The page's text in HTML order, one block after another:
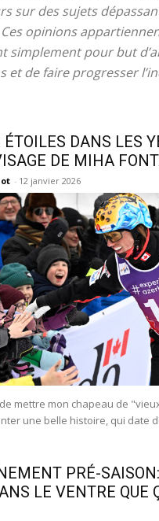
sur des sujets
opinions
simplement pour but
et de faire progresser
ÉTOILES DANS LES
DE MIHA
- 12 janvier 2026
mettre mon chapeau de
une belle histoire, qui date
PRÉ-
LE VENTRE QUE
pourrez vous